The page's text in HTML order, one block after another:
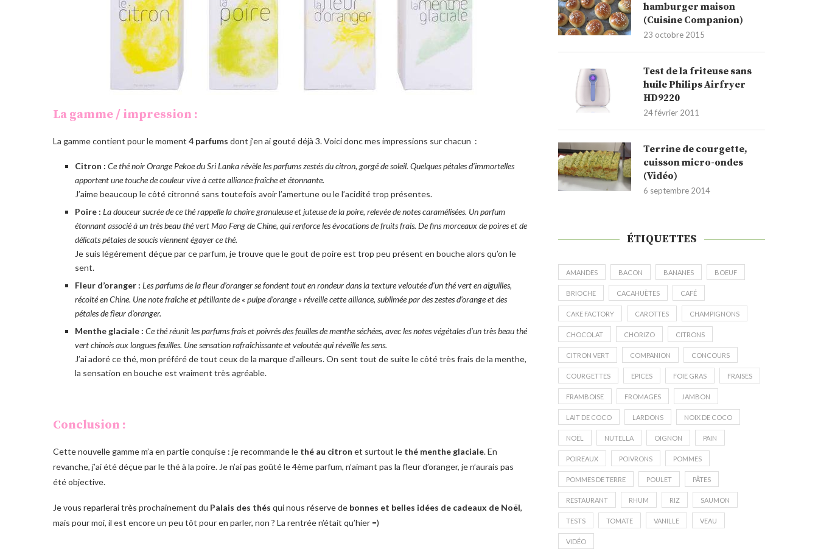
La gamme / impression :
La gamme contient pour le moment 4 parfums dont j’en ai gouté déjà 3. Voici donc mes impressions sur chacun :
Citron : Ce thé noir Orange Pekoe du Sri Lanka révèle les parfums zestés du citron, gorgé de soleil. Quelques pétales d’immortelles
apportent une touche de couleur vive à cette alliance fraîche et étonnante.
J’aime beaucoup le côté citronné sans toutefois avoir l’amertune ou le l’acidité trop présentes.
Poire : La douceur sucrée de ce thé rappelle la chaire granuleuse et juteuse de la poire, relevée de notes caramélisées. Un parfum
étonnant associé à un très beau thé vert Mao Feng de Chine, qui renforce les évocations de fruits frais. De fins morceaux de poires et de
délicats pétales de soucis viennent égayer ce thé.
Je suis légérement déçue par ce parfum, je trouve que le gout de poire est trop peu présent en bouche alors qu’on le
sent.
Fleur d’oranger : Les parfums de la fleur d’oranger se fondent tout en rondeur dans la texture veloutée d’un thé vert en aiguilles,
récolté en Chine. Une note fraîche et pétillante de « pulpe d’orange » réveille cette alliance, sublimée par des zestes d’orange et des
pétales de fleur d’oranger.
Menthe glaciale : Ce thé réunit les parfums frais et poivrés des feuilles de menthe séchées, avec les notes végétales d’un très beau thé
vert chinois aux longues feuilles. Une sensation rafraîchissante et veloutée qui réveille les sens.
J’ai adoré ce thé, mon préféré de tout ceux de la marque d’ailleurs. On sent tout de suite le côté très frais de la menthe,
la sensation en bouche est vraiment très agréable.
Conclusion :
Cette nouvelle gamme m’a en partie conquise : je recommande le thé au citron et surtout le thé menthe glaciale. En
revanche, j’ai été déçue par le thé à la poire. Je n’ai pas goûté le 4ème parfum, n’aimant pas la fleur d’oranger, je n’aurais pas
été objective.
Je vous reparlerai très prochainement du Palais des thés qui nous réserve de bonnes et belles idées de cadeaux de Noël,
mais pour moi, il est encore un peu tôt pour en parler, non ? La rentrée n’était qu’hier =)
hamburger maison
(Cuisine Companion)
23 octobre 2015
Test de la friteuse sans
huile Philips Airfryer
HD9220
24 février 2011
Terrine de courgette,
cuisson micro-ondes
(Vidéo)
6 septembre 2014
ÉTIQUETTES
AMANDES BACON BANANES BOEUF
BRIOCHE CACAHUÈTES CAFÉ
CAKE FACTORY CAROTTES CHAMPIGNONS
CHOCOLAT CHORIZO CITRONS
CITRON VERT COMPANION CONCOURS
COURGETTES EPICES FOIE GRAS FRAISES
FRAMBOISE FROMAGES JAMBON
LAIT DE COCO LARDONS NOIX DE COCO
NOËL NUTELLA OIGNON PAIN
POIREAUX POIVRONS POMMES
POMMES DE TERRE POULET PÂTES
RESTAURANT RHUM RIZ SAUMON
TESTS TOMATE VANILLE VEAU
VIDÉO